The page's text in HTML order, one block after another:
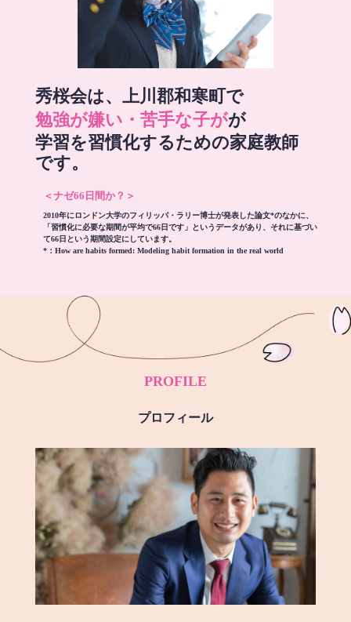
秀桜会は、上川郡和寒町で
勉強が嫌い・苦手な子がが
学習を習慣化するための家庭教師
です。
＜ナゼ66日間か？＞
2010年にロンドン大学のフィリッパ・ラリー博士が発表した論文*のなかに、
「習慣化に必要な期間が平均で66日です」というデータがあり、それに基づい
て66日という期間設定にしています。
*： How are habits formed: Modeling habit formation in the real world
PROFILE
プロフィール